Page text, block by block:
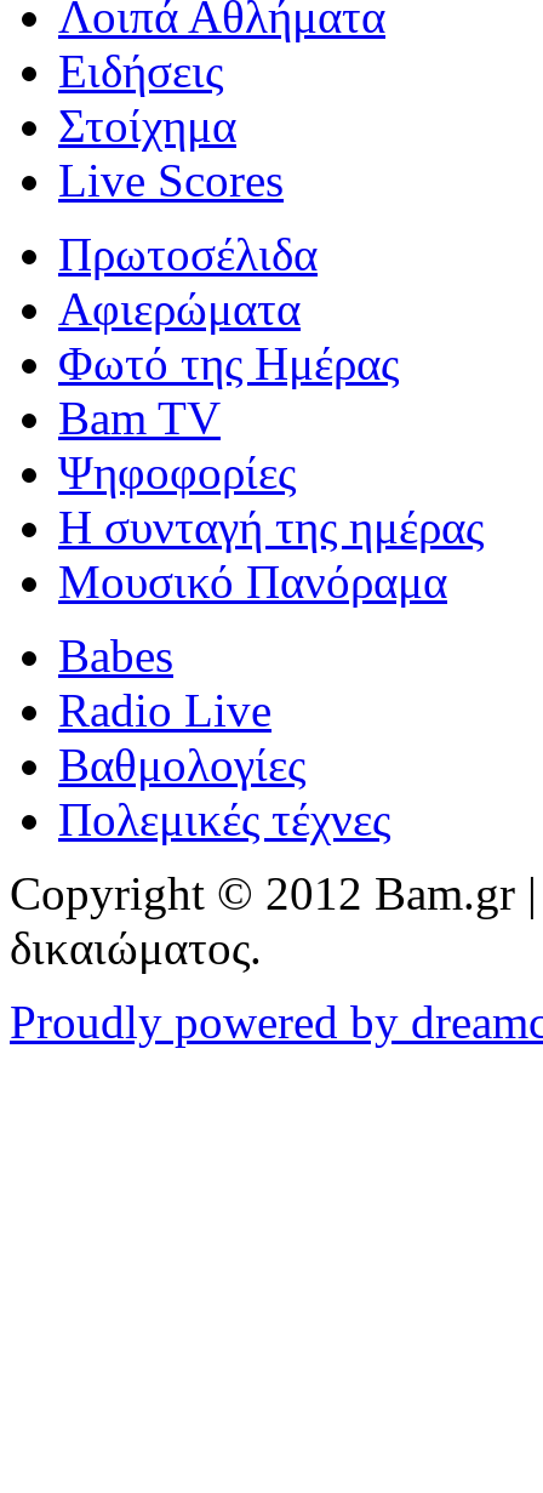
Λοιπά Αθλήματα
Ειδήσεις
Στοίχημα
Live Scores
Πρωτοσέλιδα
Αφιερώματα
Φωτό της Ημέρας
Bam TV
Ψηφοφορίες
Η συνταγή της ημέρας
Μουσικό Πανόραμα
Babes
Radio Live
Βαθμολογίες
Πολεμικές τέχνες
Copyright © 2012 Bam.gr |
δικαιώματος.
Proudly powered by